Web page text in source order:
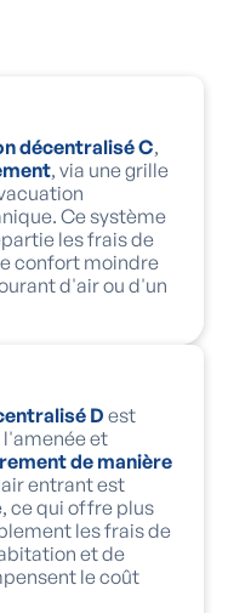
décentralisé C,
, via une grille
Ce système
les frais de
confort moindre
d'air ou d'un
D est
et
de manière
entrant est
ce qui offre plus
les frais de
et de
le coût